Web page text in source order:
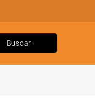
Buscar